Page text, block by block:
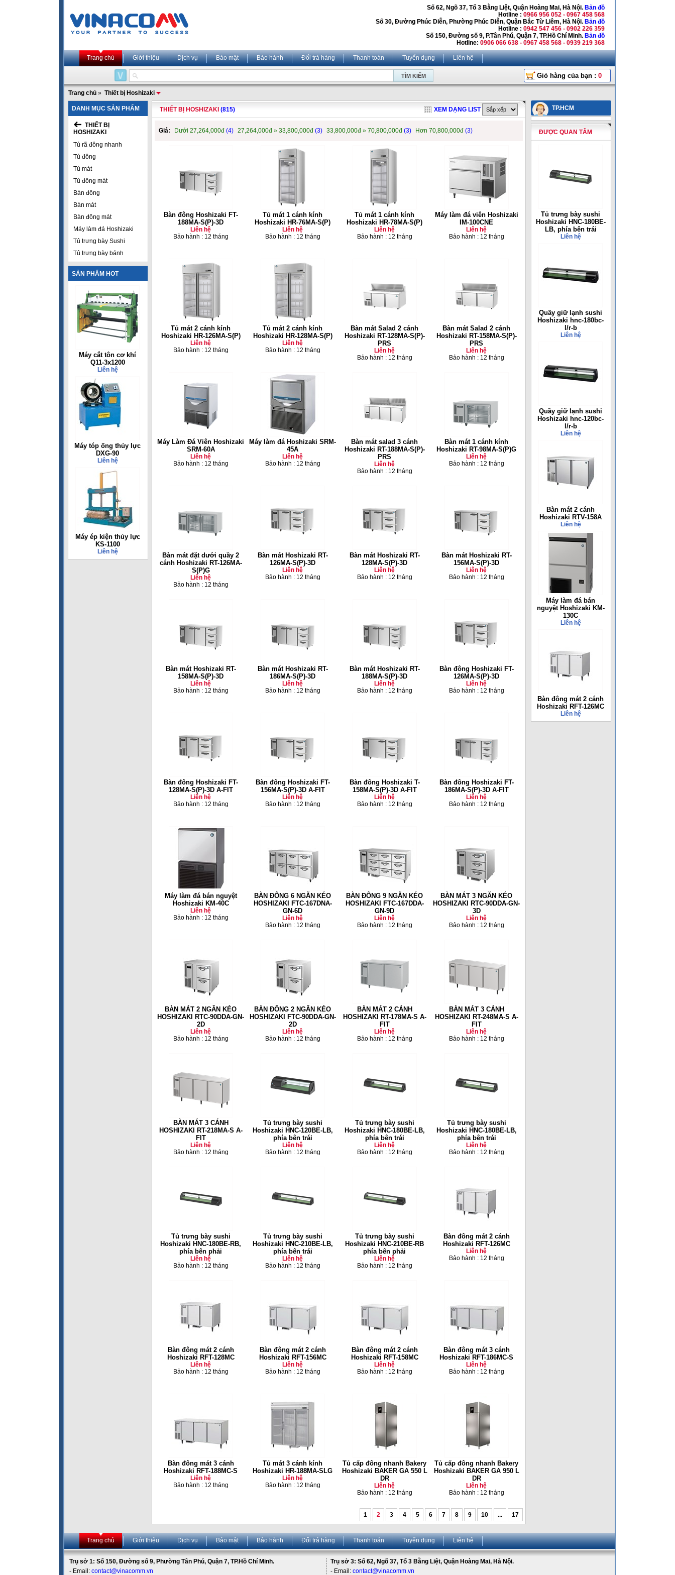
Số 62, Ngõ 37, Tổ 3 Bằng Liệt, Quận Hoàng Mai, Hà Nội. Bản đồ
Hotline : 0966 956 052 - 0967 458 568
Số 30, Đường Phúc Diễn, Phường Phúc Diễn, Quận Bắc Từ Liêm, Hà Nội. Bản đồ
Hotline : 0942 547 456 - 0902 226 359
Số 150, Đường số 9, P.Tân Phú, Quận 7, TP.Hồ Chí Minh. Bản đồ
Hotline: 0906 066 638 - 0967 458 568 - 0939 219 368
Trang chủ Giới thiệu Dịch vụ Bảo mật Bảo hành Đổi trả hàng Thanh toán Tuyển dụng Liên hệ
Giỏ hàng của bạn : 0
Trang chủ » Thiết bị Hoshizaki
DANH MỤC SẢN PHẨM
THIẾT BỊ
HOSHIZAKI
Tủ rã đông nhanh
Tủ đông
Tủ mát
Tủ đông mát
Bàn đông
Bàn mát
Bàn đông mát
Máy làm đá Hoshizaki
Tủ trưng bày Sushi
Tủ trưng bày bánh
SẢN PHẨM HOT
Máy cắt tôn cơ khí
Q11-3x1200
Liên hệ
Máy tóp ống thủy lực
DXG-90
Liên hệ
Máy ép kiện thủy lực
KS-1100
Liên hệ
THIẾT BỊ HOSHIZAKI (815) XEM DẠNG LIST
Giá: Dưới 27,264,000đ (4) 27,264,000đ » 33,800,000đ (3) 33,800,000đ » 70,800,000đ (3) Hơn 70,800,000đ (3)
Bàn đông Hoshizaki FT-
188MA-S(P)-3D
Liên hệ
Bảo hành : 12 tháng
Tủ mát 1 cánh kính
Hoshizaki HR-76MA-S(P)
Liên hệ
Bảo hành : 12 tháng
Tủ mát 1 cánh kính
Hoshizaki HR-78MA-S(P)
Liên hệ
Bảo hành : 12 tháng
Máy làm đá viên Hoshizaki
IM-100CNE
Liên hệ
Bảo hành : 12 tháng
Tủ mát 2 cánh kính
Hoshizaki HR-126MA-S(P)
Liên hệ
Bảo hành : 12 tháng
Tủ mát 2 cánh kính
Hoshizaki HR-128MA-S(P)
Liên hệ
Bảo hành : 12 tháng
Bàn mát Salad 2 cánh
Hoshizaki RT-128MA-S(P)-
PRS
Liên hệ
Bảo hành : 12 tháng
Bàn mát Salad 2 cánh
Hoshizaki RT-158MA-S(P)-
PRS
Liên hệ
Bảo hành : 12 tháng
Máy Làm Đá Viên Hoshizaki
SRM-60A
Liên hệ
Bảo hành : 12 tháng
Máy làm đá Hoshizaki SRM-
45A
Liên hệ
Bảo hành : 12 tháng
Bàn mát salad 3 cánh
Hoshizaki RT-188MA-S(P)-
PRS
Liên hệ
Bảo hành : 12 tháng
Bàn mát 1 cánh kính
Hoshizaki RT-98MA-S(P)G
Liên hệ
Bảo hành : 12 tháng
Bàn mát đặt dưới quầy 2
cánh Hoshizaki RT-126MA-
S(P)G
Liên hệ
Bảo hành : 12 tháng
Bàn mát Hoshizaki RT-
126MA-S(P)-3D
Liên hệ
Bảo hành : 12 tháng
Bàn mát Hoshizaki RT-
128MA-S(P)-3D
Liên hệ
Bảo hành : 12 tháng
Bàn mát Hoshizaki RT-
156MA-S(P)-3D
Liên hệ
Bảo hành : 12 tháng
Bàn mát Hoshizaki RT-
158MA-S(P)-3D
Liên hệ
Bảo hành : 12 tháng
Bàn mát Hoshizaki RT-
186MA-S(P)-3D
Liên hệ
Bảo hành : 12 tháng
Bàn mát Hoshizaki RT-
188MA-S(P)-3D
Liên hệ
Bảo hành : 12 tháng
Bàn đông Hoshizaki FT-
126MA-S(P)-3D
Liên hệ
Bảo hành : 12 tháng
Bàn đông Hoshizaki FT-
128MA-S(P)-3D A-FIT
Liên hệ
Bảo hành : 12 tháng
Bàn đông Hoshizaki FT-
156MA-S(P)-3D A-FIT
Liên hệ
Bảo hành : 12 tháng
Bàn đông Hoshizaki T-
158MA-S(P)-3D A-FIT
Liên hệ
Bảo hành : 12 tháng
Bàn đông Hoshizaki FT-
186MA-S(P)-3D A-FIT
Liên hệ
Bảo hành : 12 tháng
Máy làm đá bán nguyệt
Hoshizaki KM-40C
Liên hệ
Bảo hành : 12 tháng
BÀN ĐÔNG 6 NGĂN KÉO
HOSHIZAKI FTC-167DNA-
GN-6D
Liên hệ
Bảo hành : 12 tháng
BÀN ĐÔNG 9 NGĂN KÉO
HOSHIZAKI FTC-167DDA-
GN-9D
Liên hệ
Bảo hành : 12 tháng
BÀN MÁT 3 NGĂN KÉO
HOSHIZAKI RTC-90DDA-GN-
3D
Liên hệ
Bảo hành : 12 tháng
BÀN MÁT 2 NGĂN KÉO
HOSHIZAKI RTC-90DDA-GN-
2D
Liên hệ
Bảo hành : 12 tháng
BÀN ĐÔNG 2 NGĂN KÉO
HOSHIZAKI FTC-90DDA-GN-
2D
Liên hệ
Bảo hành : 12 tháng
BÀN MÁT 2 CÁNH
HOSHIZAKI RT-178MA-S A-
FIT
Liên hệ
Bảo hành : 12 tháng
BÀN MÁT 3 CÁNH
HOSHIZAKI RT-248MA-S A-
FIT
Liên hệ
Bảo hành : 12 tháng
BÀN MÁT 3 CÁNH
HOSHIZAKI RT-218MA-S A-
FIT
Liên hệ
Bảo hành : 12 tháng
Tủ trưng bày sushi
Hoshizaki HNC-120BE-LB,
phía bên trái
Liên hệ
Bảo hành : 12 tháng
Tủ trưng bày sushi
Hoshizaki HNC-180BE-LB,
phía bên trái
Liên hệ
Bảo hành : 12 tháng
Tủ trưng bày sushi
Hoshizaki HNC-180BE-LB,
phía bên trái
Liên hệ
Bảo hành : 12 tháng
Tủ trưng bày sushi
Hoshizaki HNC-180BE-RB,
phía bên phải
Liên hệ
Bảo hành : 12 tháng
Tủ trưng bày sushi
Hoshizaki HNC-210BE-LB,
phía bên trái
Liên hệ
Bảo hành : 12 tháng
Tủ trưng bày sushi
Hoshizaki HNC-210BE-RB
phía bên phải
Liên hệ
Bảo hành : 12 tháng
Bàn đông mát 2 cánh
Hoshizaki RFT-126MC
Liên hệ
Bảo hành : 12 tháng
Bàn đông mát 2 cánh
Hoshizaki RFT-128MC
Liên hệ
Bảo hành : 12 tháng
Bàn đông mát 2 cánh
Hoshizaki RFT-156MC
Liên hệ
Bảo hành : 12 tháng
Bàn đông mát 2 cánh
Hoshizaki RFT-158MC
Liên hệ
Bảo hành : 12 tháng
Bàn đông mát 3 cánh
Hoshizaki RFT-186MC-S
Liên hệ
Bảo hành : 12 tháng
Bàn đông mát 3 cánh
Hoshizaki RFT-188MC-S
Liên hệ
Bảo hành : 12 tháng
Tủ mát 3 cánh kính
Hoshizaki HR-188MA-SLG
Liên hệ
Bảo hành : 12 tháng
Tủ cấp đông nhanh Bakery
Hoshizaki BAKER GA 550 L
DR
Liên hệ
Bảo hành : 12 tháng
Tủ cấp đông nhanh Bakery
Hoshizaki BAKER GA 950 L
DR
Liên hệ
Bảo hành : 12 tháng
1 2 3 4 5 6 7 8 9 10 ... 17
TP.HCM
ĐƯỢC QUAN TÂM
Tủ trưng bày sushi
Hoshizaki HNC-180BE-
LB, phía bên trái
Liên hệ
Quầy giữ lạnh sushi
Hoshizaki hnc-180bc-
l/r-b
Liên hệ
Quầy giữ lạnh sushi
Hoshizaki hnc-120bc-
l/r-b
Liên hệ
Bàn mát 2 cánh
Hoshizaki RTV-158A
Liên hệ
Máy làm đá bán
nguyệt Hoshizaki KM-
130C
Liên hệ
Bàn đông mát 2 cánh
Hoshizaki RFT-126MC
Liên hệ
Trang chủ Giới thiệu Dịch vụ Bảo mật Bảo hành Đổi trả hàng Thanh toán Tuyển dụng Liên hệ
Trụ sở 1: Số 150, Đường số 9, Phường Tân Phú, Quận 7, TP.Hồ Chí Minh.
- Email: contact@vinacomm.vn
Trụ sở 3: Số 62, Ngõ 37, Tổ 3 Bằng Liệt, Quận Hoàng Mai, Hà Nội.
- Email: contact@vinacomm.vn